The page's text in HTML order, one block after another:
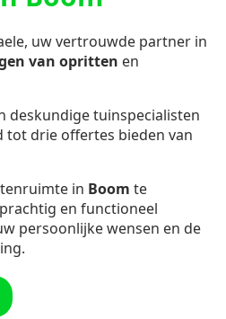
uw vertrouwde partner in
van opritten en
deskundige tuinspecialisten
tot drie offertes bieden van
in Boom te
en functioneel
persoonlijke wensen en de